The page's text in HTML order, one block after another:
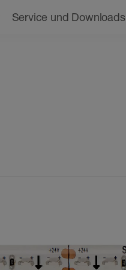
Aktuelles
Service und Downloads